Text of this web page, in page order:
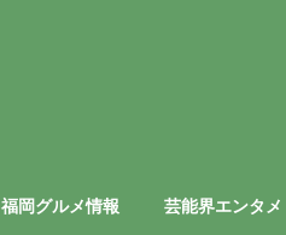
福岡グルメ情報 芸能界エンタメ